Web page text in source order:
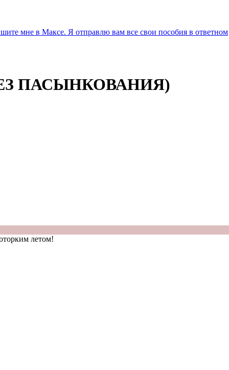
мне в Максе. Я отправлю вам все свои пособия в ответном
ПАСЫНКОВАНИЯ)
летом!